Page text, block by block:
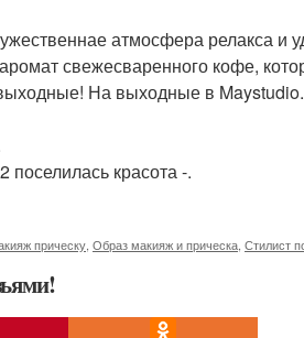
атмосфера релакса и
свежесваренного кофе,
На выходные в Maystudio.
поселилась красота -.
прическу Образ макияж и прическа Стилист